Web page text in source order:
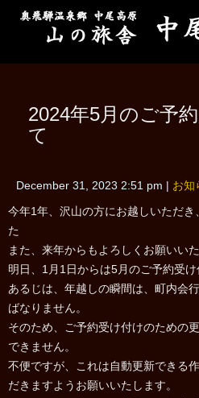
2024年5月のご予
て
December 31, 2023 2:51 pm お知
今年1年、沢山の方にお越しいただ
た
また、来年からもよろしくお願いい
明日、1月1日からは5月のご予約受け
あるじは、年越しの瞬間は、町内会
ばなりません。
そのため、ご予約受け付けのための
できません。
不便ですが、これは自動更新できる
だきますようお願いいたします。